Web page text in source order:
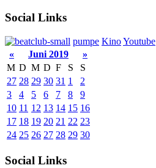
Social Links
pumpe KinoYoutube
«
Juni 2019
»
M D M D F S
S
27 28 29 30 31 1
2
3
4 5 6 7 8
9
10 11 12 13 14 15 16
17 18 19 20 21 22 23
24 25 26 27 28 29 30
Social Links